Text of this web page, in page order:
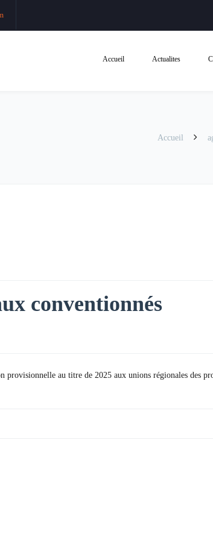
Accueil Actualites
Accueil
conventionnés
au titre de 2025 aux unions régionales des